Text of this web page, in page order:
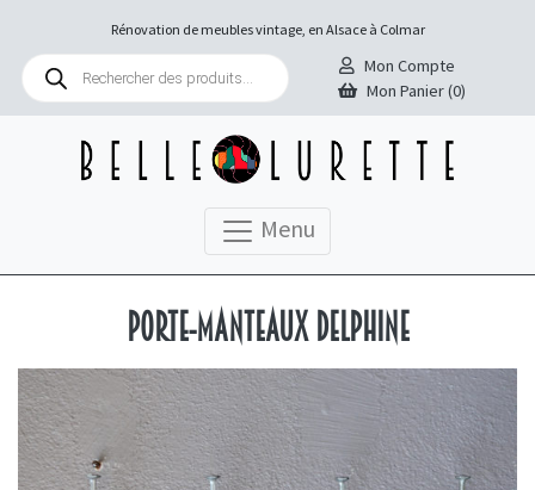
Rénovation de meubles vintage, en Alsace à Colmar
Recherche
produits
Mon Compte
Mon Panier (0)
Menu
Porte-manteaux Delphine